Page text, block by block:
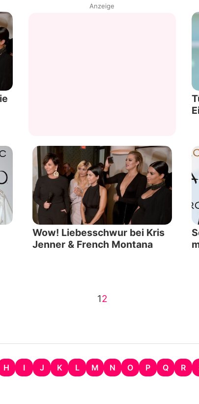
Anzeige
Wow! Liebesschwur bei Kris
Jenner & French Montana
12
H I J K L M N O P Q R